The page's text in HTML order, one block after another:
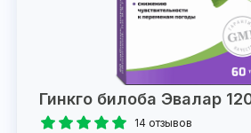
Гинкго билоба Эвалар
14 отзывов